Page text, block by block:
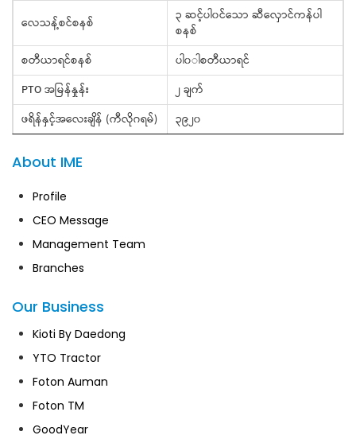
လေသန့်စင်စနစ်
၃ ဆင့်ပါ၀င်သော ဆီလှောင်ကန်ပါ
စနစ်
စတီယာရင်စနစ်
ပါ၀ါစတီယာရင်
PTO အမြန်နှုန်း
၂ ချက်
ဖရိန်နှင့်အလေးချိန် (ကီလိုဂရမ်)
၃၉၂၀
About IME
Profile
CEO Message
Management Team
Branches
Our Business
Kioti By Daedong
YTO Tractor
Foton Auman
Foton TM
GoodYear